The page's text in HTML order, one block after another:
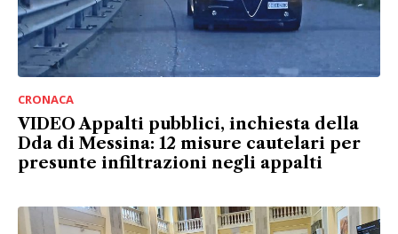
CRONACA
VIDEO Appalti pubblici, inchiesta della
Dda di Messina: 12 misure cautelari per
presunte infiltrazioni negli appalti